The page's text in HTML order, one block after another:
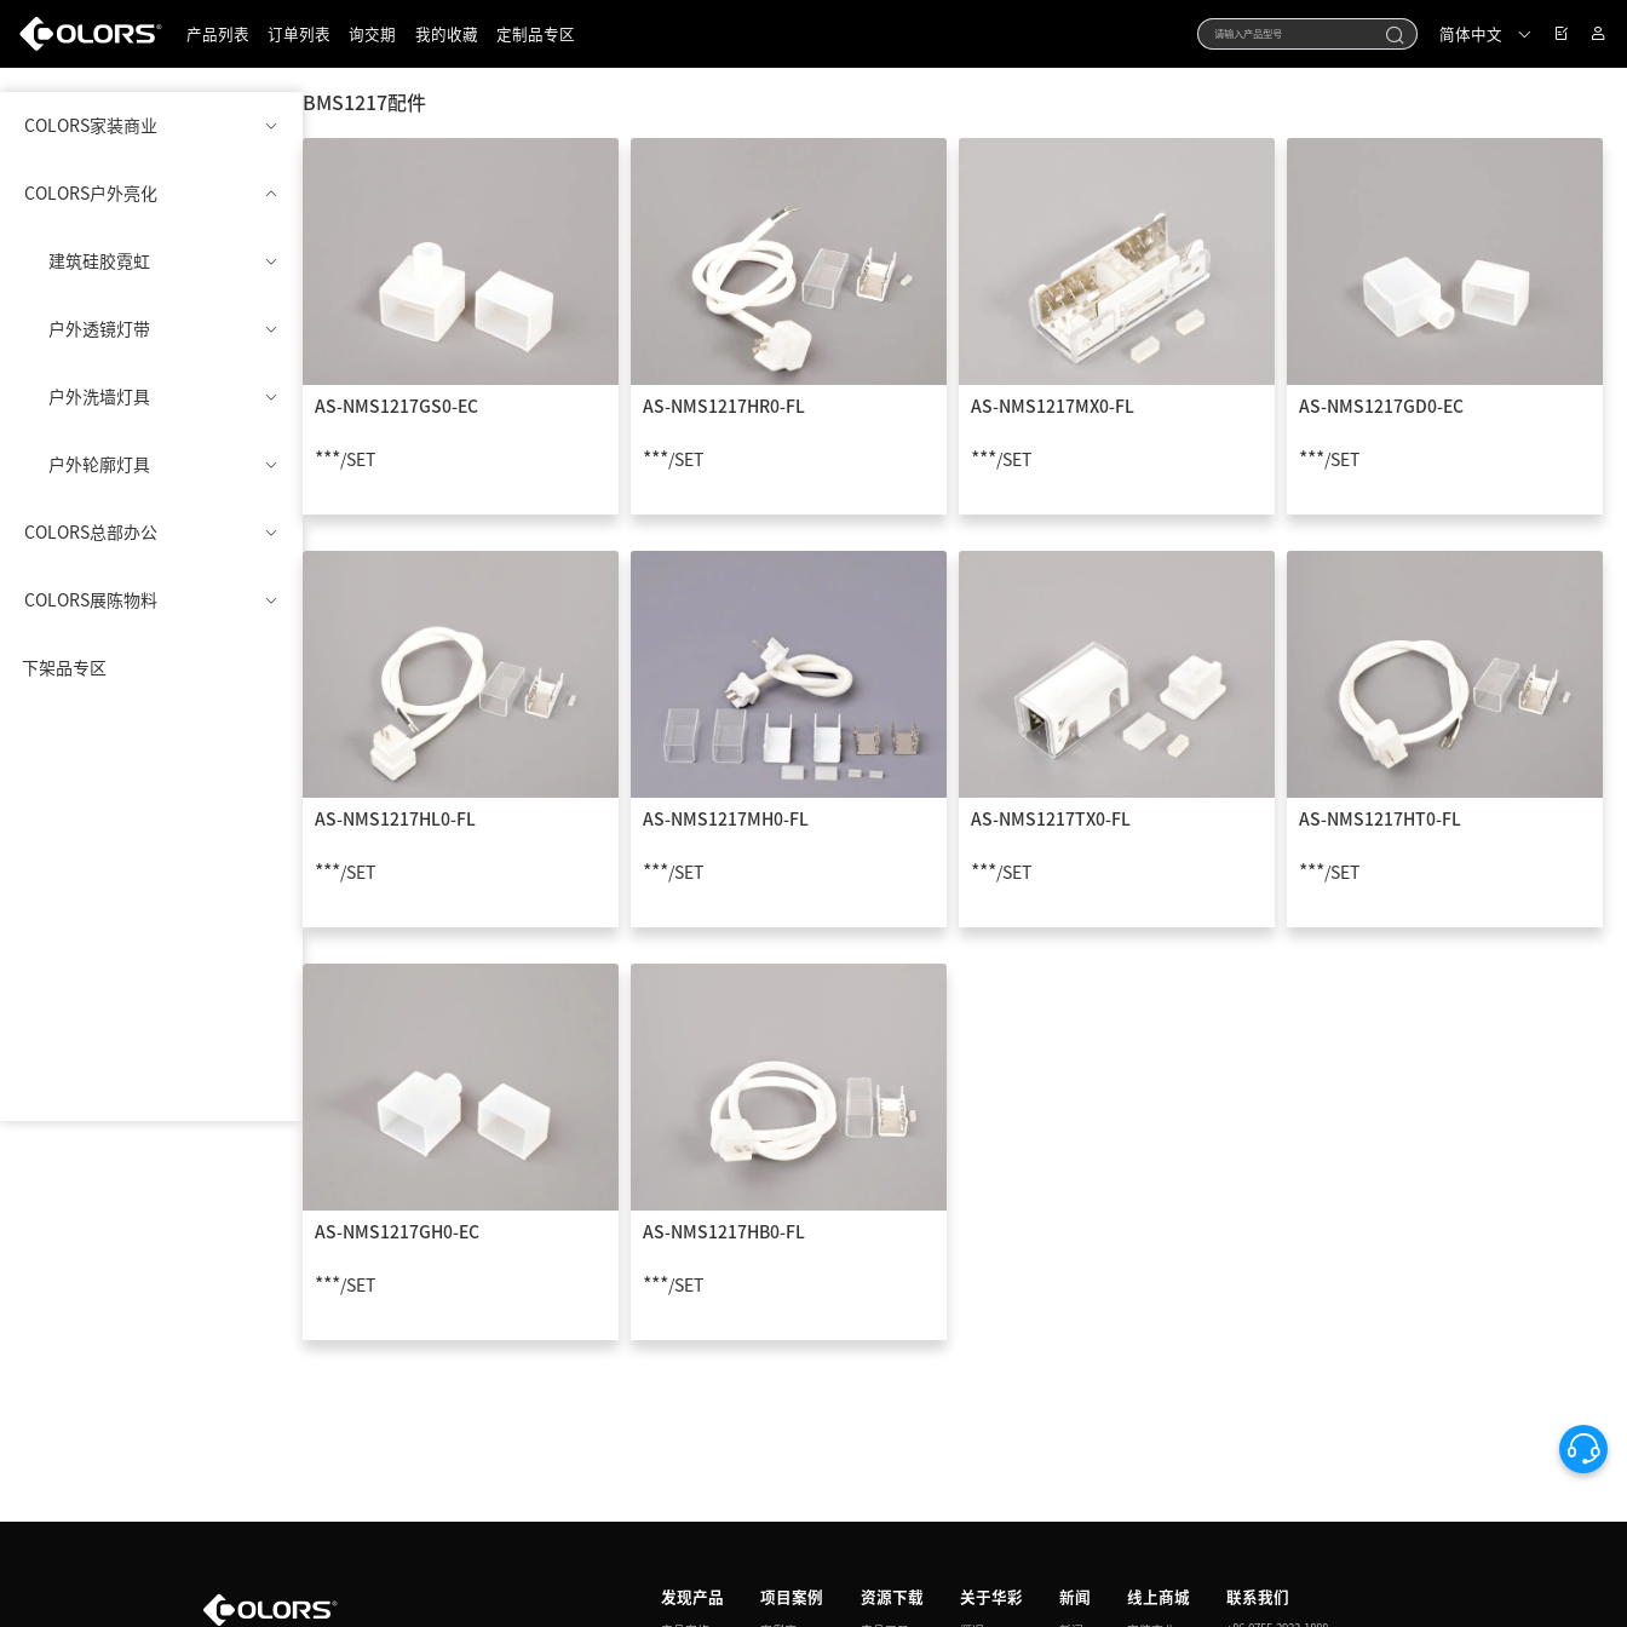
产品列表 订单列表 询交期 我的收藏 定制品专区 简体中文
COLORS家装商业
COLORS户外亮化
建筑硅胶霓虹
户外透镜灯带
户外洗墙灯具
户外轮廓灯具
COLORS总部办公
COLORS展陈物料
下架品专区
BMS1217配件
AS-NMS1217GS0-EC
***/SET
AS-NMS1217HR0-FL
***/SET
AS-NMS1217MX0-FL
***/SET
AS-NMS1217GD0-EC
***/SET
AS-NMS1217HL0-FL
***/SET
AS-NMS1217MH0-FL
***/SET
AS-NMS1217TX0-FL
***/SET
AS-NMS1217HT0-FL
***/SET
AS-NMS1217GH0-EC
***/SET
AS-NMS1217HB0-FL
***/SET
发现产品 项目案例 资源下载 关于华彩 新闻 线上商城 联系我们